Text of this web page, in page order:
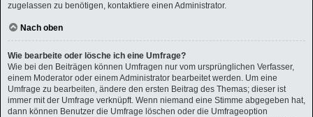
zugelassen zu benötigen, kontaktiere einen Administrator.
Nach oben
Wie bearbeite oder lösche ich eine Umfrage?
Wie bei den Beiträgen können Umfragen nur vom ursprünglichen Verfasser,
einem Moderator oder einem Administrator bearbeitet werden. Um eine
Umfrage zu bearbeiten, ändere den ersten Beitrag des Themas; dieser ist
immer mit der Umfrage verknüpft. Wenn niemand eine Stimme abgegeben hat,
dann können Benutzer die Umfrage löschen oder die Umfrageoption